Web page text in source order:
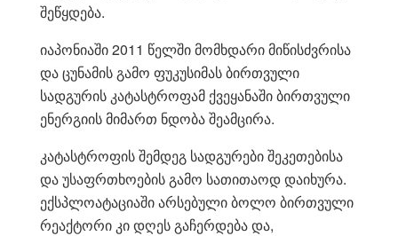
შეწყდება.
იაპონიაში 2011 წელში მომხდარი მიწისძვრისა
და ცუნამის გამო ფუკუსიმას ბირთვული
სადგურის კატასტროფამ ქვეყანაში ბირთვული
ენერგიის მიმართ ნდობა შეამცირა.
კატასტროფის შემდეგ სადგურები შეკეთებისა
და უსაფრთხოების გამო სათითაოდ დაიხურა.
ექსპლოატაციაში არსებული ბოლო ბირთვული
რეაქტორი კი დღეს გაჩერდება და,